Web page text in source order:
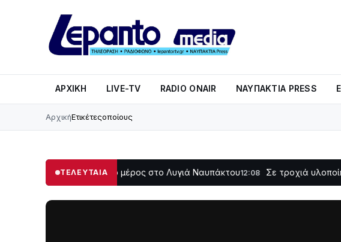
ΑΡΧΙΚΉ LIVE-TV RADIO ONAIR ΝΑΥΠΑΚΤΊΑ PRESS
ΑρχικήΕτικέτεςοποίους
ΤΕΛΕΥΤΑΙΑ
σκοτάδι μεγάλο μέρος στο Λυγιά Ναυπάκτου12:08 Σε τροχιά υλοποίησης η